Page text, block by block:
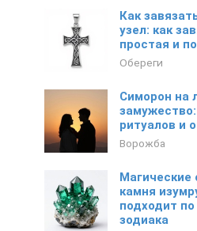
Как
узел: как
простая и
Обереги
Симорон на
ритуалов и
Ворожба
Магические
камня
подходит по
зодиака